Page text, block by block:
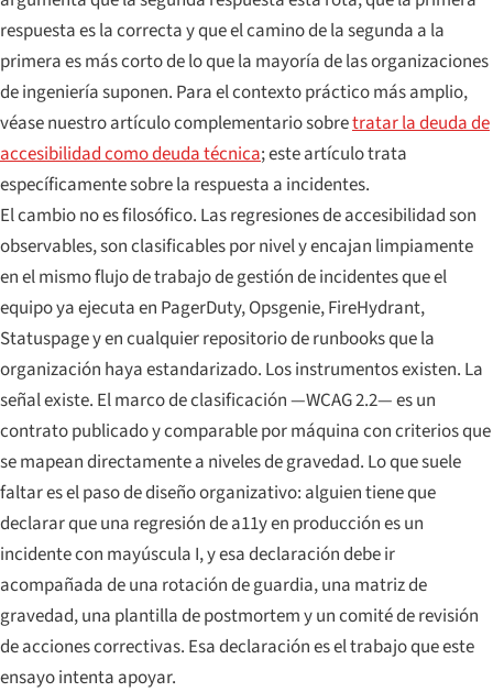
respuesta es la correcta y que el camino de la segunda a la
primera es más corto de lo que la mayoría de las organizaciones
de ingeniería suponen. Para el contexto práctico más amplio,
véase nuestro artículo complementario sobretratar la deuda de
accesibilidad como deuda técnica; este artículo trata
específicamente sobre la respuesta a incidentes.
El cambio no es filosófico. Las regresiones de accesibilidad son
observables, son clasificables por nivel y encajan limpiamente
en el mismo flujo de trabajo de gestión de incidentes que el
equipo ya ejecuta en PagerDuty, Opsgenie, FireHydrant,
Statuspage y en cualquier repositorio de runbooks que la
organización haya estandarizado. Los instrumentos existen. La
señal existe. El marco de clasificación —WCAG 2.2— es un
contrato publicado y comparable por máquina con criterios que
se mapean directamente a niveles de gravedad. Lo que suele
faltar es el paso de diseño organizativo: alguien tiene que
declarar que una regresión de a11y en producción es un
incidente con mayúscula I, y esa declaración debe ir
acompañada de una rotación de guardia, una matriz de
gravedad, una plantilla de postmortem y un comité de revisión
de acciones correctivas. Esa declaración es el trabajo que este
ensayo intenta apoyar.